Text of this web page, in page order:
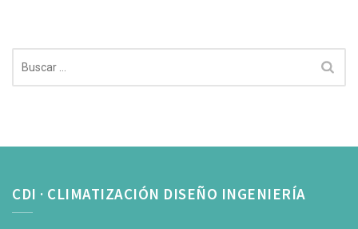
CDI · CLIMATIZACIÓN DISEÑO INGENIERÍA